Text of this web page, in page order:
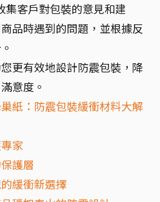
集客戶對包裝的意見和建
品時遇到的問題，並根據反
更有效地設計防震包裝，降
意度。
紙：防震包裝緩衝材料大解
家
護層
緩衝新選擇